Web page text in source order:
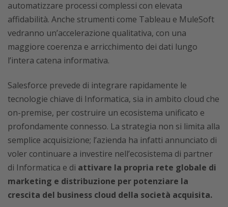
automatizzare processi complessi con elevata
affidabilità. Anche strumenti come Tableau e MuleSoft
vedranno un’accelerazione qualitativa, con una
maggiore coerenza e arricchimento dei dati lungo
l’intera catena informativa.
Salesforce prevede di integrare rapidamente le
tecnologie chiave di Informatica, sia in ambito cloud che
on-premise, per costruire un ecosistema unificato e
profondamente connesso. La strategia non si limita alla
semplice acquisizione; l’azienda ha infatti annunciato di
voler continuare a investire nell’ecosistema di partner
di Informatica e di attivare la propria rete globale di
marketing e distribuzione per potenziare la
crescita del business cloud della società acquisita.